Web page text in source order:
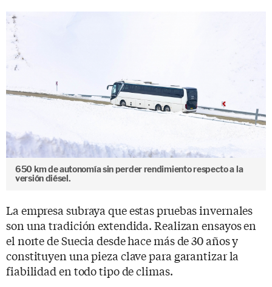
650 km de autonomía sin perder rendimiento respecto a la
versión diésel.
La empresa subraya que estas pruebas invernales
son una tradición extendida. Realizan ensayos en
el norte de Suecia desde hace más de 30 años y
constituyen una pieza clave para garantizar la
fiabilidad en todo tipo de climas.